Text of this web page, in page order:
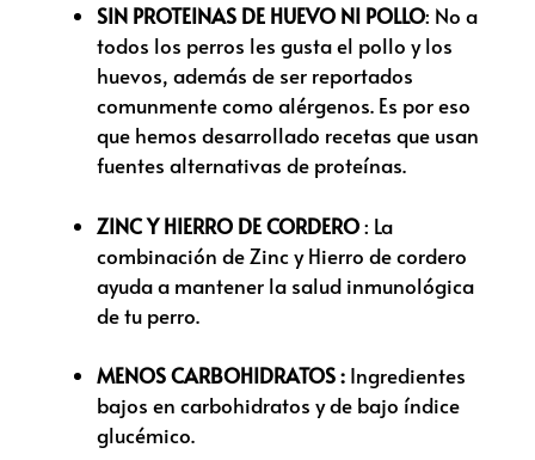
SIN PROTEINAS DE HUEVO NI POLLO: No a
todos los perros les gusta el pollo y los
huevos, además de ser reportados
comunmente como alérgenos. Es por eso
que hemos desarrollado recetas que usan
fuentes alternativas de proteínas.
ZINC Y HIERRO DE CORDERO: La
combinación de Zinc y Hierro de cordero
ayuda a mantener la salud inmunológica
de tu perro.
MENOS CARBOHIDRATOS : Ingredientes
bajos en carbohidratos y de bajo índice
glucémico.